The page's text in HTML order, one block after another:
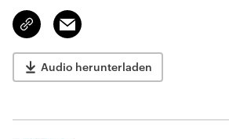
Link
kopieren/teilen
Email
Audio herunterladen